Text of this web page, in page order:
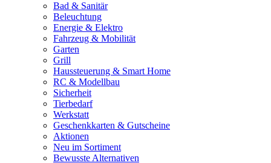
Bad & Sanitär
Beleuchtung
Energie & Elektro
Fahrzeug & Mobilität
Garten
Grill
Haussteuerung & Smart Home
RC & Modellbau
Sicherheit
Tierbedarf
Werkstatt
Geschenkkarten & Gutscheine
Aktionen
Neu im Sortiment
Bewusste Alternativen